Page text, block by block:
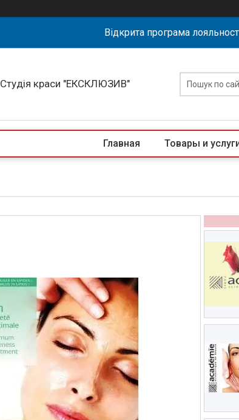
Відкрита програма
Студія краси "ЕКСКЛЮЗИВ"
Главная Товары и